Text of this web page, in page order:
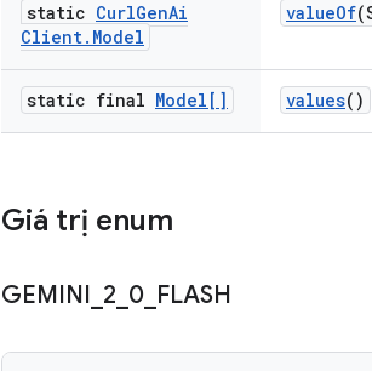
static CurlGenAi
Client. Model
valueOf
static final Model[] values()
Giá trị enum
GEMINI 2 0 FLASH